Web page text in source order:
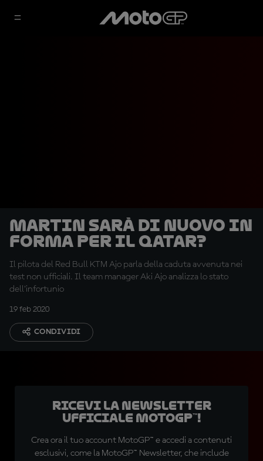
Martin sarà di nuovo in
forma per il Qatar?
Il pilota del Red Bull KTM Ajo parla della caduta avvenuta nei
test non ufficiali. Il team manager Aki Ajo analizza lo stato
dell’infortunio
19 feb 2020
CONDIVIDI
Ricevi la newsletter
ufficiale MotoGP™!
Crea ora il tuo account MotoGP™ e accedi a contenuti
esclusivi, come la MotoGP™ Newsletter, che include